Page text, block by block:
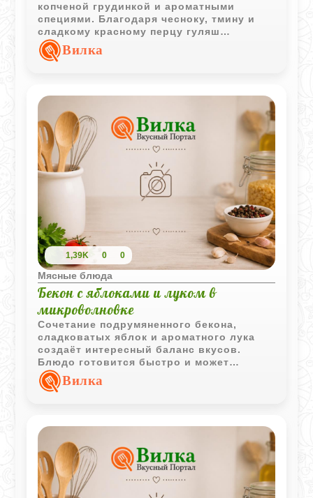
копченой грудинкой и ароматными
специями. Благодаря чесноку, тмину и
сладкому красному перцу гуляш
приобретает насыщенный вкус и
аппетитный аромат.
Вилка
1,39K 0 0
Мясные блюда
Бекон с яблоками и луком в
микроволновке
Сочетание подрумяненного бекона,
сладковатых яблок и ароматного лука
создаёт интересный баланс вкусов.
Блюдо готовится быстро и может
подаваться как горячая закуска или
дополнение к основному столу.
Вилка